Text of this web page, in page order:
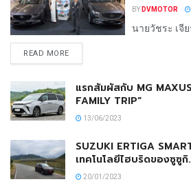
BY DVMOTOR
นายวัชระ เจีย
READ MORE
แรกสัมผัสกับ MG
FAMILY TRIP”
13/06/2023
SUZUKI ERTIGA
เทคโนโลยีไฮบริดของซูซู
20/01/2023